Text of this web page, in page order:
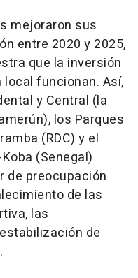
mejoraron sus
entre 2020 y 2025,
que la inversión
funcionan. Así,
y Central (la
los Parques
(RDC) y el
(Senegal)
de preocupación
de las
las
de